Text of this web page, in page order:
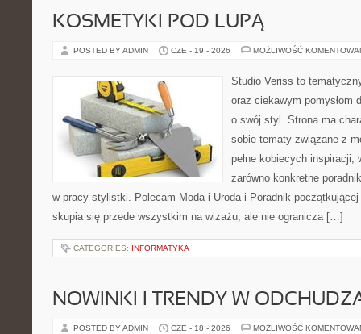
KOSMETYKI POD LUPĄ
POSTED BY ADMIN CZE - 19 - 2026 MOŻLIWOŚĆ
Studio Veriss to
oraz ciekawym pomysłom
o swój styl. Strona ma
sobie tematy związane z
pełne kobiecych
zarówno konkretne
w pracy stylistki. Polecam Moda i Uroda i Poradnik
skupia się przede wszystkim na wizażu, ale nie ogranicza […]
CATEGORIES: INFORMATYKA
NOWINKI I TRENDY W
POSTED BY ADMIN CZE - 18 - 2026 MOŻLIWOŚĆ